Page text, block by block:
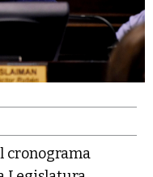
cronograma